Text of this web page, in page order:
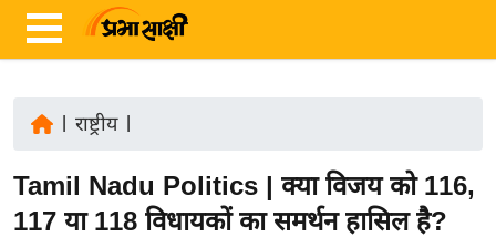
ज़ा
ख
राष्ट्रीय|
Tamil Nadu Politics | क्या विजय को 116,
117 या 118 विधायकों का समर्थन हासिल है?